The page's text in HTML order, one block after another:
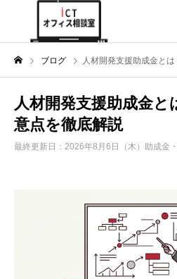
ブログ 人材開発支援助成金と
人材開発支援助成金と
意点を徹底解説
最終更新日：2026年8月6日（木） 助成金